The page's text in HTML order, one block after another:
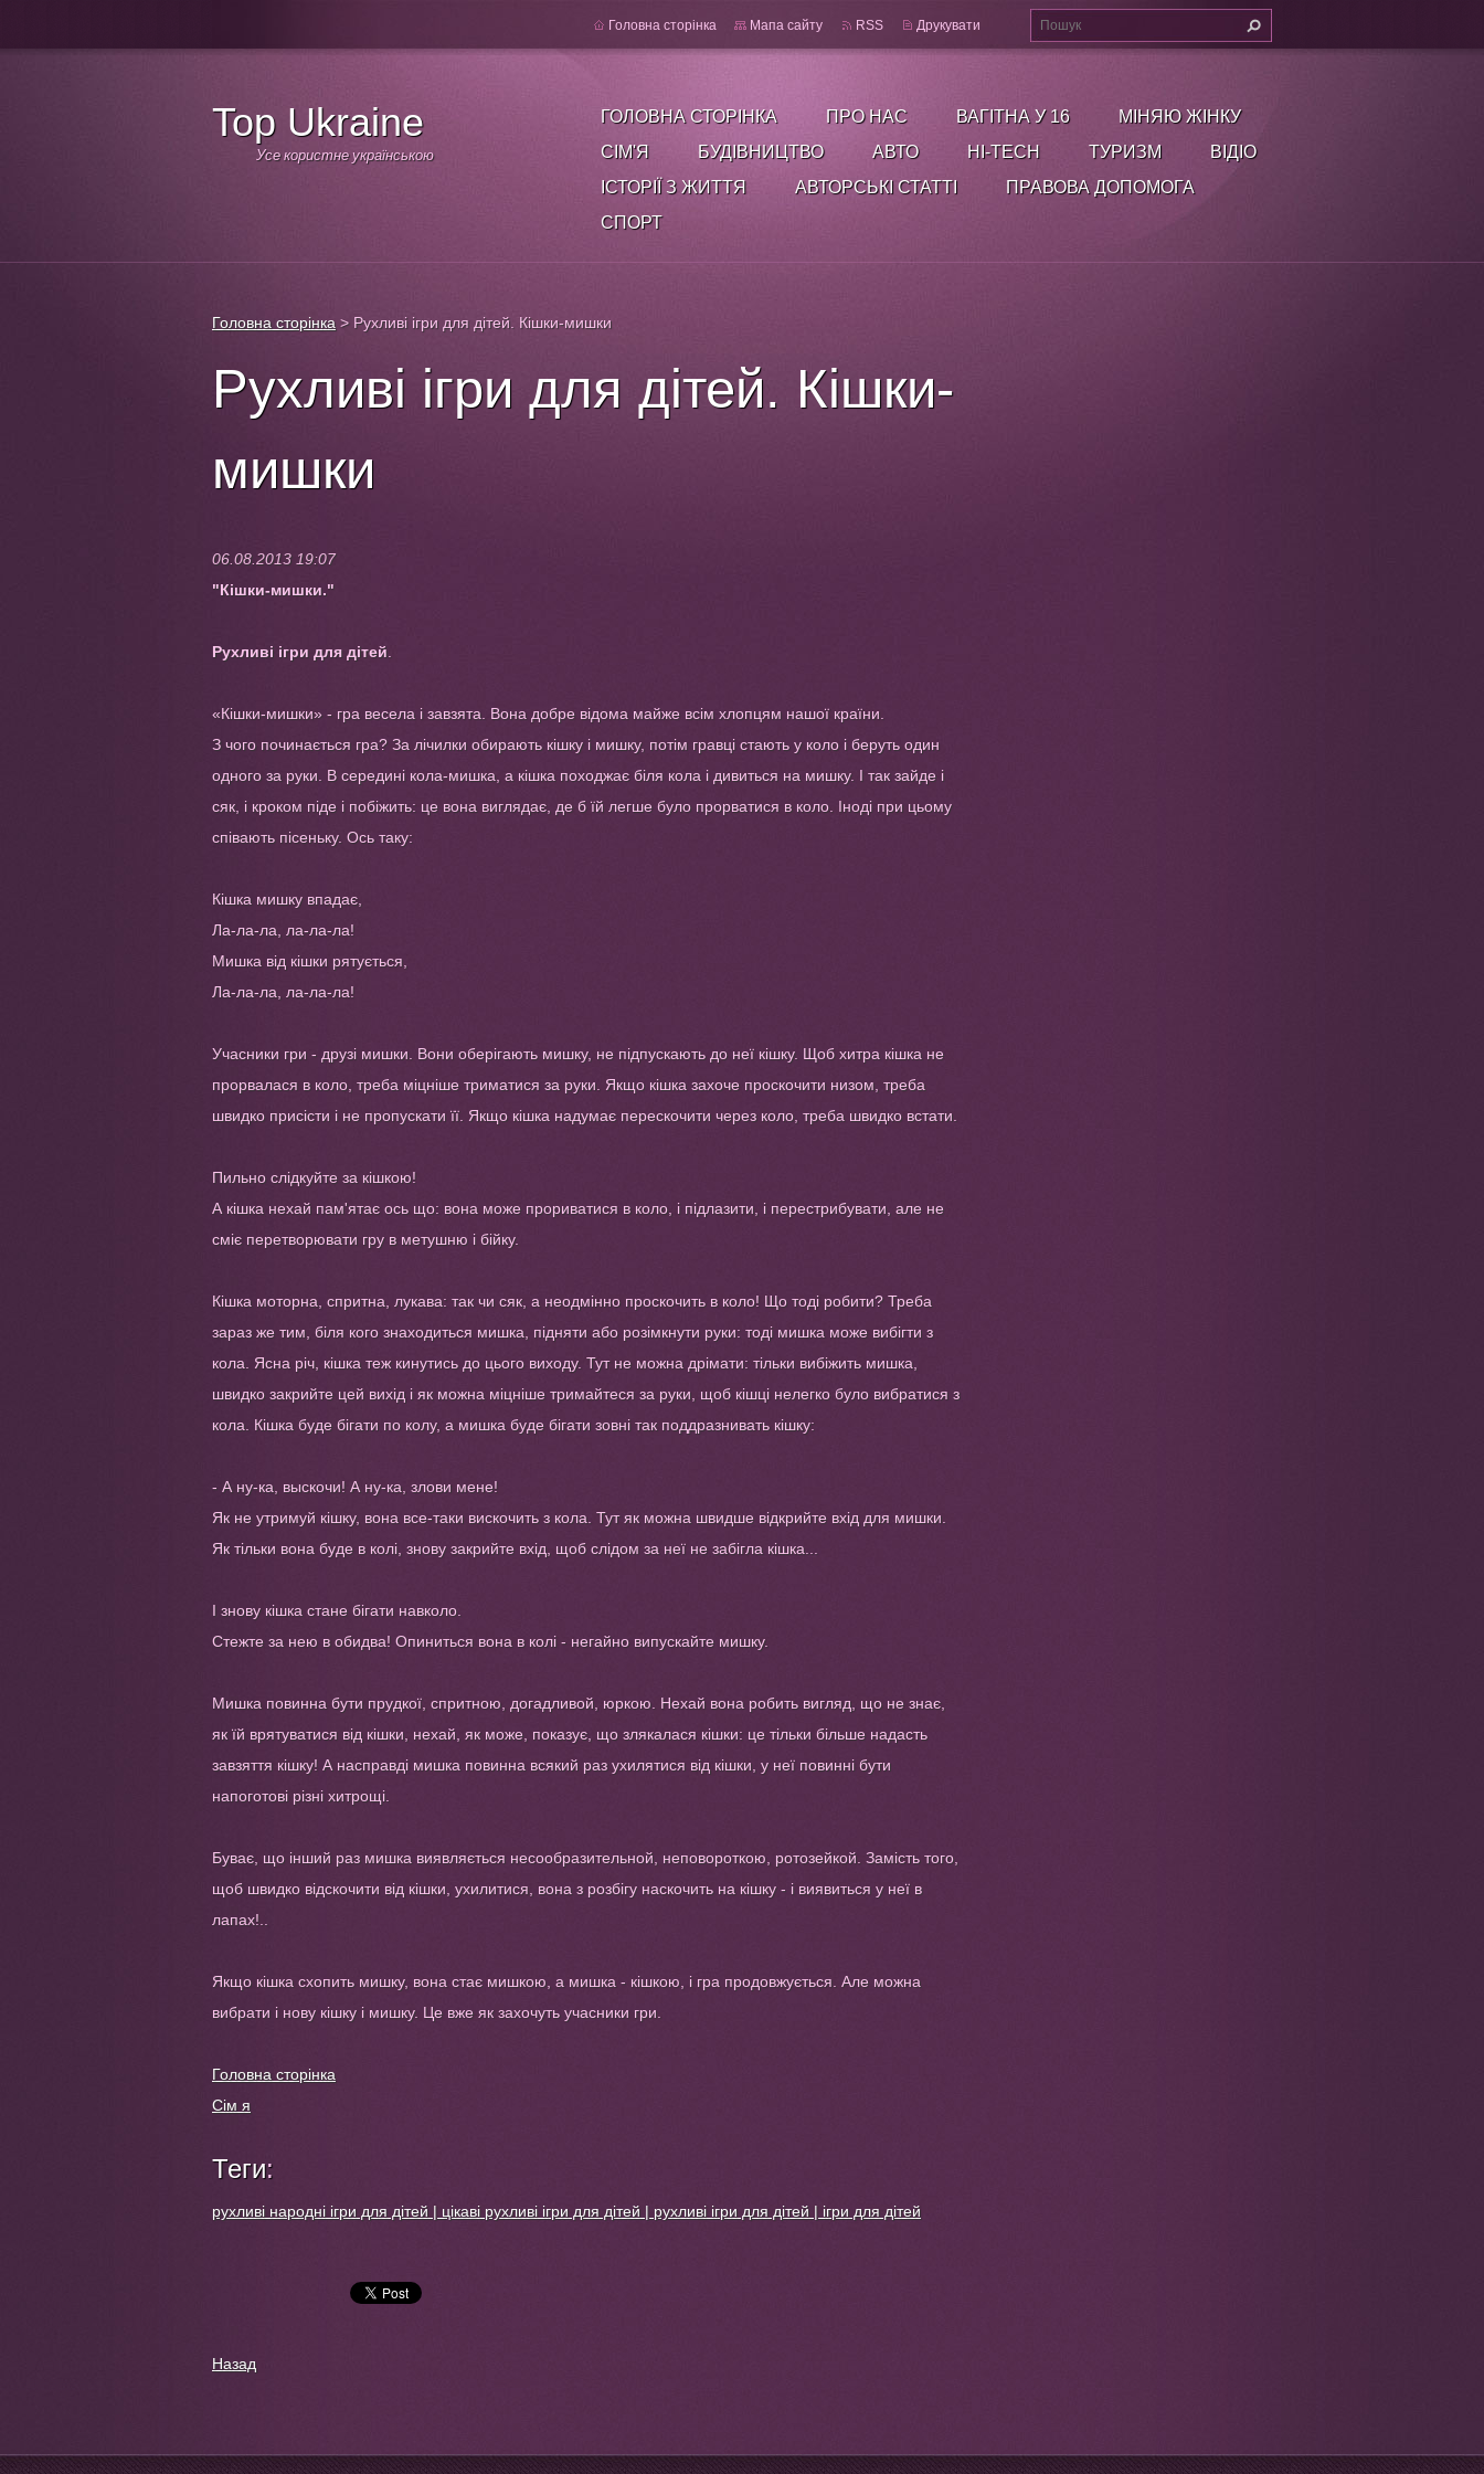
Top Ukraine
Усе користне українською
ГОЛОВНА СТОРІНКА ПРО НАС ВАГІТНА У 16
МІНЯЮ ЖІНКУ
СІМ'Я
БУДІВНИЦТВО АВТО HI-TECH ТУРИЗМ
ВІДІО
ІСТОРІЇ З ЖИТТЯ
АВТОРСЬКІ СТАТТІ
ПРАВОВА ДОПОМОГА
СПОРТ
Головна сторінка Мапа сайту RSS Друкувати
Головна сторінка > Рухливі ігри для дітей. Кішки-мишки
Рухливі ігри для дітей. Кішки-
мишки
06.08.2013 19:07
"Кішки-мишки."
Рухливі ігри для дітей
«Кішки-мишки» - гра весела і завзята. Вона добре відома майже всім хлопцям нашої країни.
З чого починається гра? За лічилки обирають кішку і мишку, потім гравці стають у коло і беруть один
одного за руки. В середині кола-мишка, а кішка походжає біля кола і дивиться на мишку. І так зайде і
сяк, і кроком піде і побіжить: це вона виглядає, де б їй легше було прорватися в коло. Іноді при цьому
співають пісеньку. Ось таку:
Кішка мишку впадає,
Ла-ла-ла, ла-ла-ла!
Мишка від кішки рятується,
Ла-ла-ла, ла-ла-ла!
Учасники гри - друзі мишки. Вони оберігають мишку, не підпускають до неї кішку. Щоб хитра кішка не
прорвалася в коло, треба міцніше триматися за руки. Якщо кішка захоче проскочити низом, треба
швидко присісти і не пропускати її. Якщо кішка надумає перескочити через коло, треба швидко встати.
Пильно слідкуйте за кішкою!
А кішка нехай пам'ятає ось що: вона може прориватися в коло, і підлазити, і перестрибувати, але не
сміє перетворювати гру в метушню і бійку.
Кішка моторна, спритна, лукава: так чи сяк, а неодмінно проскочить в коло! Що тоді робити? Треба
зараз же тим, біля кого знаходиться мишка, підняти або розімкнути руки: тоді мишка може вибігти з
кола. Ясна річ, кішка теж кинутись до цього виходу. Тут не можна дрімати: тільки вибіжить мишка,
швидко закрийте цей вихід і як можна міцніше тримайтеся за руки, щоб кішці нелегко було вибратися з
кола. Кішка буде бігати по колу, а мишка буде бігати зовні так поддразнивать кішку:
- А ну-ка, выскочи! А ну-ка, злови мене!
Як не утримуй кішку, вона все-таки вискочить з кола. Тут як можна швидше відкрийте вхід для мишки.
Як тільки вона буде в колі, знову закрийте вхід, щоб слідом за неї не забігла кішка...
І знову кішка стане бігати навколо.
Стежте за нею в обидва! Опиниться вона в колі - негайно випускайте мишку.
Мишка повинна бути прудкої, спритною, догадливой, юркою. Нехай вона робить вигляд, що не знає,
як їй врятуватися від кішки, нехай, як може, показує, що злякалася кішки: це тільки більше надасть
завзяття кішку! А насправді мишка повинна всякий раз ухилятися від кішки, у неї повинні бути
напоготові різні хитрощі.
Буває, що інший раз мишка виявляється несообразительной, неповороткою, ротозейкой. Замість того,
щоб швидко відскочити від кішки, ухилитися, вона з розбігу наскочить на кішку - і виявиться у неї в
лапах!..
Якщо кішка схопить мишку, вона стає мишкою, а мишка - кішкою, і гра продовжується. Але можна
вибрати і нову кішку і мишку. Це вже як захочуть учасники гри.
Головна сторінка
Сім я
Теги:
рухливі народні ігри для дітей | цікаві рухливі ігри для дітей | рухливі ігри для дітей | ігри для дітей
Назад